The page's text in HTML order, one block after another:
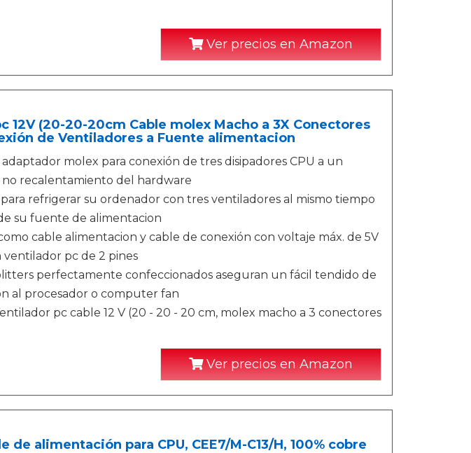
Ver precios en Amazon
12V (20-20-20cm Cable molex Macho a 3X Conectores
de Ventiladores a Fuente alimentacion
molex para conexión de tres disipadores CPU a un
recalentamiento del hardware
refrigerar su ordenador con tres ventiladores al mismo tiempo
su fuente de alimentacion
cable alimentacion y cable de conexión con voltaje máx. de 5V
pc de 2 pines
perfectamente confeccionados aseguran un fácil tendido de
al procesador o computer fan
pc cable 12 V (20 - 20 - 20 cm, molex macho a 3 conectores
Ver precios en Amazon
de alimentación para CPU, CEE7/M-C13/H, 100% cobre